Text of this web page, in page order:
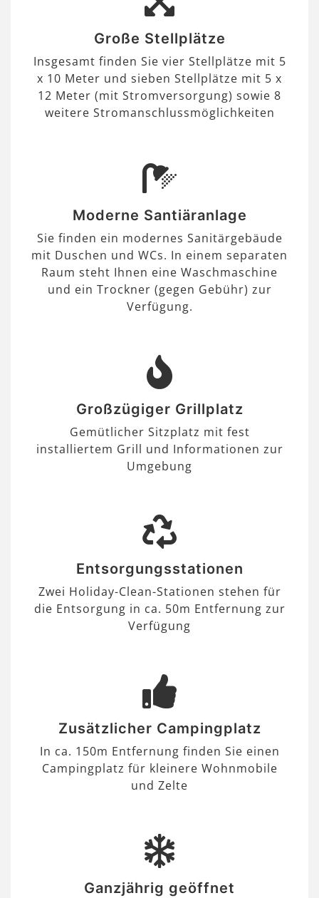
Große Stellplätze
Insgesamt finden Sie vier Stellplätze mit 5
x 10 Meter und sieben Stellplätze mit 5 x
12 Meter (mit Stromversorgung) sowie 8
weitere Stromanschlussmöglichkeiten
Moderne Santiäranlage
Sie finden ein modernes Sanitärgebäude
mit Duschen und WCs. In einem separaten
Raum steht Ihnen eine Waschmaschine
und ein Trockner (gegen Gebühr) zur
Verfügung.
Großzügiger Grillplatz
Gemütlicher Sitzplatz mit fest
installiertem Grill und Informationen zur
Umgebung
Entsorgungsstationen
Zwei Holiday-Clean-Stationen stehen für
die Entsorgung in ca. 50m Entfernung zur
Verfügung
Zusätzlicher Campingplatz
In ca. 150m Entfernung finden Sie einen
Campingplatz für kleinere Wohnmobile
und Zelte
Ganzjährig geöffnet